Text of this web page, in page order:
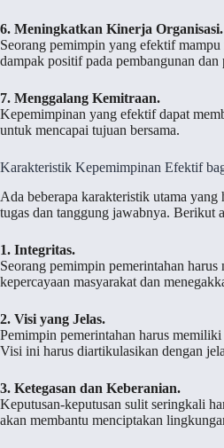
6. Meningkatkan Kinerja Organisasi.
Seorang pemimpin yang efektif
dampak positif pada pembangunan dan
7. Menggalang Kemitraan.
Kepemimpinan yang efektif dapat
untuk mencapai tujuan bersama.
Karakteristik Kepemimpinan Efektif
Ada beberapa karakteristik utama
tugas dan tanggung jawabnya. Berikut
1. Integritas.
Seorang pemimpin pemerintahan
kepercayaan masyarakat dan
2. Visi yang Jelas.
Pemimpin pemerintahan harus
Visi ini harus diartikulasikan dengan
3. Ketegasan dan Keberanian.
Keputusan-keputusan sulit seringkali
akan membantu menciptakan